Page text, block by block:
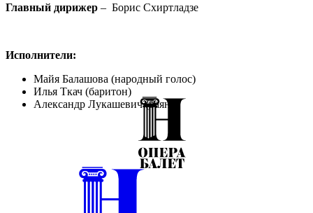
Главный дирижер – Борис Схиртладзе
Исполнители:
Майя Балашова (народный голос)
Илья Ткач (баритон)
Александр Лукашевич (баян)